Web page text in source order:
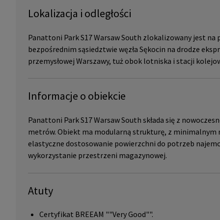
Lokalizacja i odległości
Panattoni Park S17 Warsaw South zlokalizowany jest na
bezpośrednim sąsiedztwie węzła Sękocin na drodze
przemysłowej Warszawy, tuż obok lotniska i stacji
Informacje o obiekcie
Panattoni Park S17 Warsaw South składa się z
metrów. Obiekt ma modularną strukturę, z minimalnym
elastyczne dostosowanie powierzchni do potrzeb
wykorzystanie przestrzeni magazynowej.
Atuty
Certyfikat BREEAM ""Very Good"".